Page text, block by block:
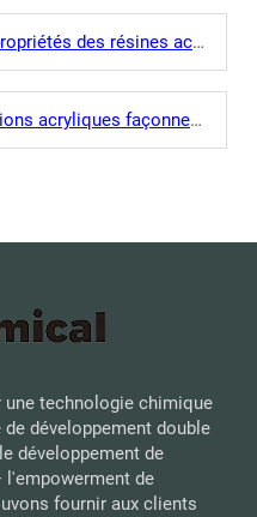
résines acryliques à base aqueuse
façonnent l'avenir des revêtements
technologie chimique
développement double
développement de
l'empowerment de
fournir aux clients